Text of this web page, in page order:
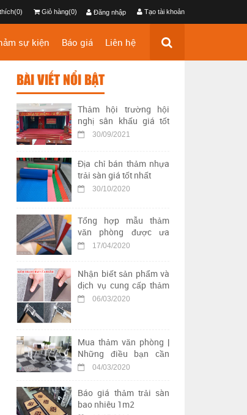
Đăng nhập Tạo tài khoản
Giỏ hàng(0)
sự kiện Báo giá Liên hệ
BÀI VIẾT NỔI BẬT
Thảm hội trường hội
nghị sân khấu giá tốt
nhất30/09/2021
Địa chỉ bán thảm nhựa
trải sàn giá tốt nhất
30/10/2020
Tổng hợp mẫu thảm
văn phòng được ưa
chuộng nhất hiện nay
17/04/2020
Nhận biết sản phẩm và
dịch vụ cung cấp thảm
trải sàn kém chất lượng
06/03/2020
Mua thảm văn phòng |
Những điều bạn cần
biết khi chọn mua thảm
04/03/2020
Báo giá thảm trải sàn
bao nhiêu 1m2